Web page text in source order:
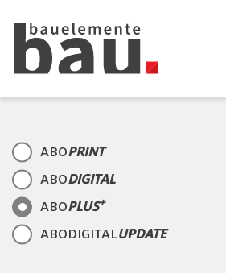
ABOPRINT
ABODIGITAL
ABOPLUS+
ABODIGITALUPDATE